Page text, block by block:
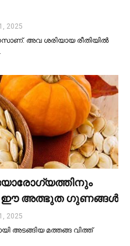
2025
അവ ശരിയായ രീതിയില്‍
ഈ അത്ഭുത ഗുണങ്ങള്‍
2025
അടങ്ങിയ മത്തങ്ങ വിത്ത്